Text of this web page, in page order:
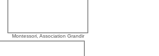
Montessori, Association Grandir